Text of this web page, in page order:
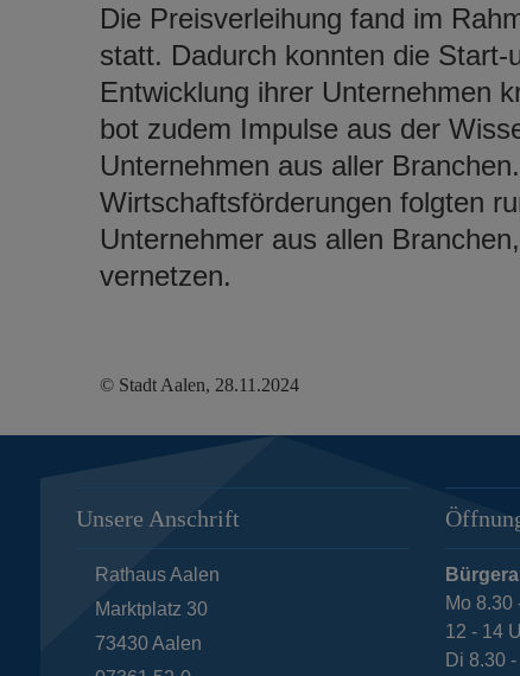
Die Preisverleihung fand im
statt. Dadurch konnten die
Entwicklung ihrer Unternehmen
bot zudem Impulse aus der
Unternehmen aus aller
Wirtschaftsförderungen folgten
Unternehmer aus allen
vernetzen.
© Stadt Aalen, 28.11.2024
Unsere Anschrift
Rathaus Aalen
Marktplatz 30
73430 Aalen
Mo 8.30
12 - 14
Di 8.30